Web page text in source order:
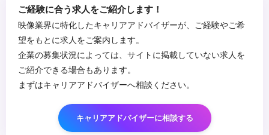
ご経験に合う求人をご紹介します！
映像業界に特化したキャリアアドバイザーが、ご経験やご希
望をもとに求人をご案内します。
企業の募集状況によっては、サイトに掲載していない求人を
ご紹介できる場合もあります。
まずはキャリアアドバイザーへ相談ください。
キャリアアドバイザーに相談する